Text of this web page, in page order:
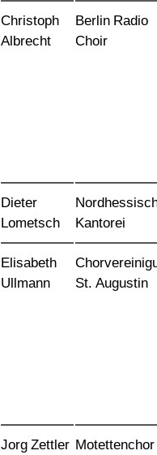
Christoph
Albrecht
Berlin Radio
Choir
Dieter
Lometsch
Kantorei
Elisabeth
Ullmann
St. Augustin
Jorg Zettler Motettenchor